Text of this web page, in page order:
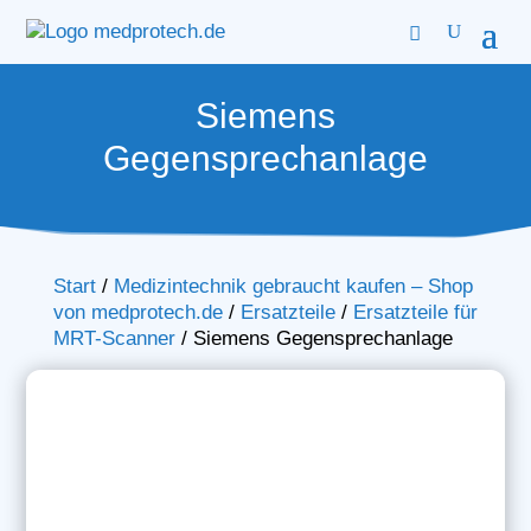
Siemens
Gegensprechanlage
Start/ Medizintechnik gebraucht kaufen – Shop
von medprotech.de/ Ersatzteile/ Ersatzteile für
MRT-Scanner/ Siemens Gegensprechanlage